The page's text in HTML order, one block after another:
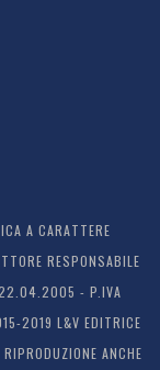
A CARATTERE
RESPONSABILE
22.04.2005 - P.IVA
2019 L&V EDITRICE
ANCHE